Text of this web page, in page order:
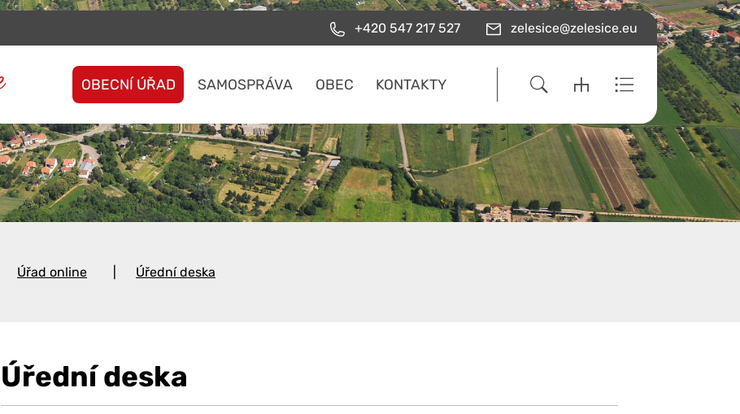
+420 547 217 527 zelesice@zelesice.eu
OBECNÍ ÚŘAD SAMOSPRÁVA OBEC KONTAKTY
Úřad online Úřední deska
Úřední deska